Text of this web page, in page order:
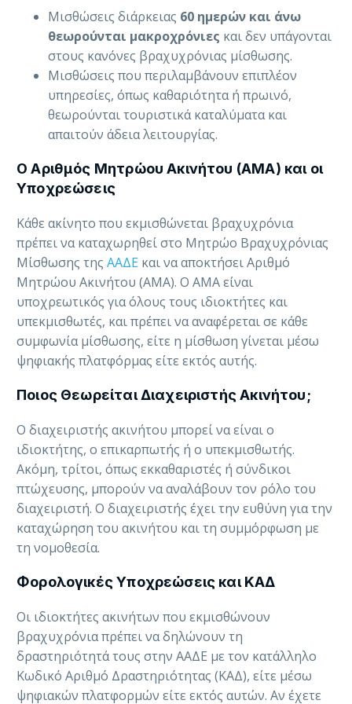
Μισθώσεις διάρκειας 60 ημερών και άνω
θεωρούνται μακροχρόνιες και δεν υπάγονται
στους κανόνες βραχυχρόνιας μίσθωσης.
Μισθώσεις που περιλαμβάνουν επιπλέον
υπηρεσίες, όπως καθαριότητα ή πρωινό,
θεωρούνται τουριστικά καταλύματα και
απαιτούν άδεια λειτουργίας.
Ο Αριθμός Μητρώου Ακινήτου (ΑΜΑ) και οι
Υποχρεώσεις
Kάθε ακίνητο που εκμισθώνεται βραχυχρόνια
πρέπει να καταχωρηθεί στο Μητρώο Βραχυχρόνιας
Μίσθωσης της ΑΑΔΕ και να αποκτήσει Αριθμό
Μητρώου Ακινήτου (ΑΜΑ). Ο ΑΜΑ είναι
υποχρεωτικός για όλους τους ιδιοκτήτες και
υπεκμισθωτές, και πρέπει να αναφέρεται σε κάθε
συμφωνία μίσθωσης, είτε η μίσθωση γίνεται μέσω
ψηφιακής πλατφόρμας είτε εκτός αυτής.
Ποιος Θεωρείται Διαχειριστής Ακινήτου;
Ο διαχειριστής ακινήτου μπορεί να είναι ο
ιδιοκτήτης, ο επικαρπωτής ή ο υπεκμισθωτής.
Ακόμη, τρίτοι, όπως εκκαθαριστές ή σύνδικοι
πτώχευσης, μπορούν να αναλάβουν τον ρόλο του
διαχειριστή. Ο διαχειριστής έχει την ευθύνη για την
καταχώρηση του ακινήτου και τη συμμόρφωση με
τη νομοθεσία.
Φορολογικές Υποχρεώσεις και ΚΑΔ
Οι ιδιοκτήτες ακινήτων που εκμισθώνουν
βραχυχρόνια πρέπει να δηλώνουν τη
δραστηριότητά τους στην ΑΑΔΕ με τον κατάλληλο
Κωδικό Αριθμό Δραστηριότητας (ΚΑΔ), είτε μέσω
ψηφιακών πλατφορμών είτε εκτός αυτών. Αν έχετε